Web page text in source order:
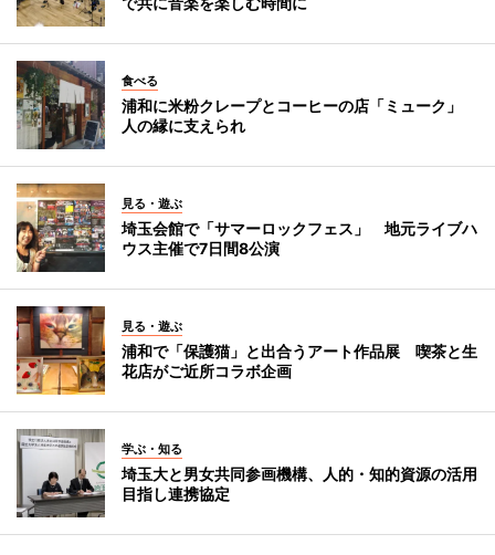
食べる
浦和に米粉クレープとコーヒーの店「ミューク」
人の縁に支えられ
見る・遊ぶ
埼玉会館で「サマーロックフェス」 地元ライブハ
ウス主催で7日間8公演
見る・遊ぶ
浦和で「保護猫」と出合うアート作品展 喫茶と生
花店がご近所コラボ企画
学ぶ・知る
埼玉大と男女共同参画機構、人的・知的資源の活用
目指し連携協定